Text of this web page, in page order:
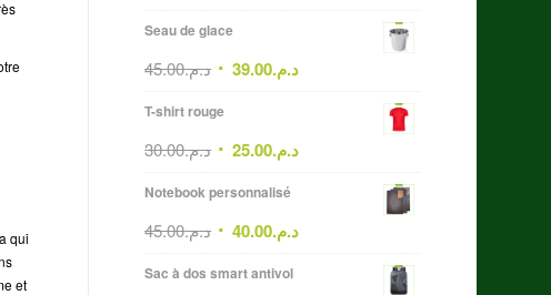
qui
et
Seau de glace
د.م.45.00 د.م.39.00
T-shirt rouge
د.م.30.00 د.م.25.00
Notebook personnalisé
د.م.45.00 د.م.40.00
Sac à dos smart antivol